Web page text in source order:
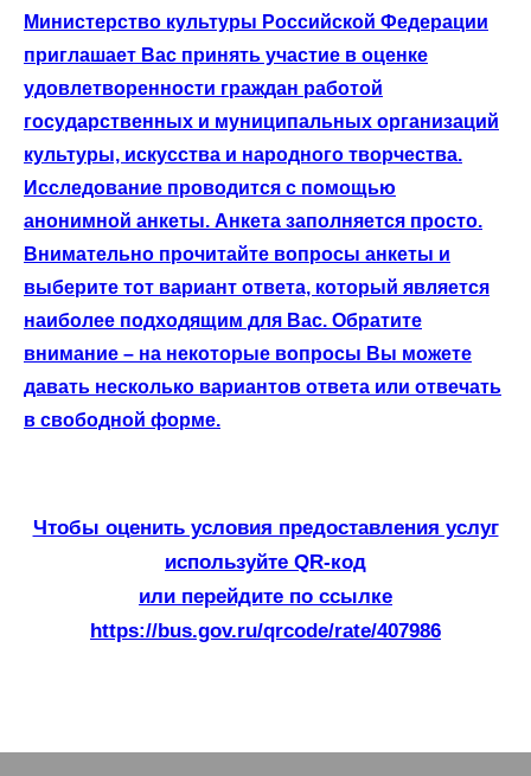
Министерство культуры Российской Федерации
приглашает Вас принять участие в оценке
удовлетворенности граждан работой
государственных и муниципальных организаций
культуры, искусства и народного творчества.
Исследование проводится с помощью
анонимной анкеты. Анкета заполняется просто.
Внимательно прочитайте вопросы анкеты и
выберите тот вариант ответа, который является
наиболее подходящим для Вас. Обратите
внимание – на некоторые вопросы Вы можете
давать несколько вариантов ответа или отвечать
в свободной форме.
Чтобы оценить условия предоставления услуг
используйте QR-код
или перейдите по ссылке
https://bus.gov.ru/qrcode/rate/407986